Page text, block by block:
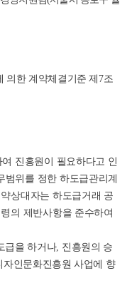
의한 계약체결기준 제 7조
진흥원이 필요하다고 인
위를 정한 하도급관리계
약상대자는 하도급거래 공
의 제반사항을 준수하여
급을 하거나, 진흥원의 승
인문화진흥원 사업에 향